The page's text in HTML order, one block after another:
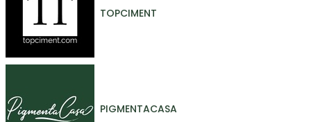
TOPCIMENT
PIGMENTACASA